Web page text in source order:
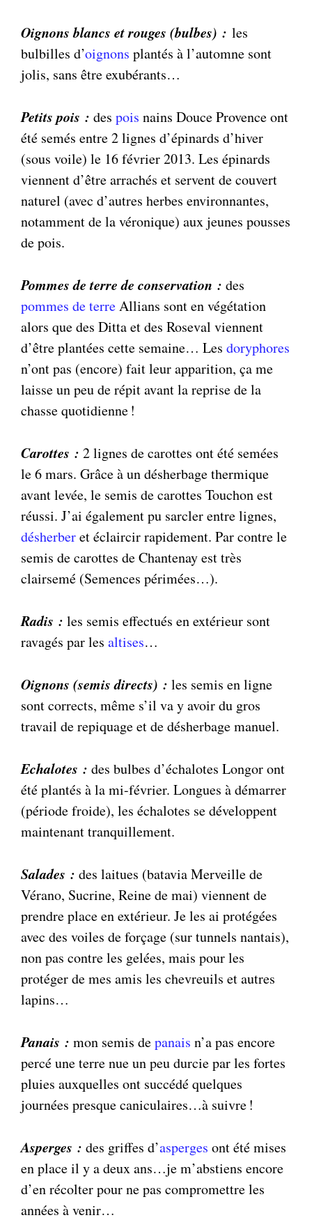
Oignons blancs et rouges (bulbes) : les
bulbilles d’oignons plantés à l’automne sont
jolis, sans être exubérants…
Petits pois : des pois nains Douce Provence ont
été semés entre 2 lignes d’épinards d’hiver
(sous voile) le 16 février 2013. Les épinards
viennent d’être arrachés et servent de couvert
naturel (avec d’autres herbes environnantes,
notamment de la véronique) aux jeunes pousses
de pois.
Pommes de terre de conservation : des
pommes de terreAllians sont en végétation
alors que des Ditta et des Roseval viennent
d’être plantées cette semaine… Les doryphores
n’ont pas (encore) fait leur apparition, ça me
laisse un peu de répit avant la reprise de la
chasse quotidienne !
Carottes : 2 lignes de carottes ont été semées
le 6 mars. Grâce à un désherbage thermique
avant levée, le semis de carottes Touchon est
réussi. J’ai également pu sarcler entre lignes,
désherberet éclaircir rapidement. Par contre le
semis de carottes de Chantenay est très
clairsemé (Semences périmées…).
Radis : les semis effectués en extérieur sont
ravagés par les altises…
Oignons (semis directs) : les semis en ligne
sont corrects, même s’il va y avoir du gros
travail de repiquage et de désherbage manuel.
Echalotes : des bulbes d’échalotes Longor ont
été plantés à la mi-février. Longues à démarrer
(période froide), les échalotes se développent
maintenant tranquillement.
Salades : des laitues (batavia Merveille de
Vérano, Sucrine, Reine de mai) viennent de
prendre place en extérieur. Je les ai protégées
avec des voiles de forçage (sur tunnels nantais),
non pas contre les gelées, mais pour les
protéger de mes amis les chevreuils et autres
lapins…
Panais : mon semis depanais n’a pas encore
percé une terre nue un peu durcie par les fortes
pluies auxquelles ont succédé quelques
journées presque caniculaires…à suivre !
Asperges : des griffes d’asperges ont été mises
en place il y a deux ans…je m’abstiens encore
d’en récolter pour ne pas compromettre les
années à venir…